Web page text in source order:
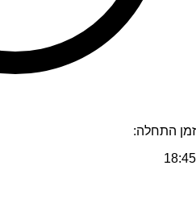
זמן התחלה:
18:45